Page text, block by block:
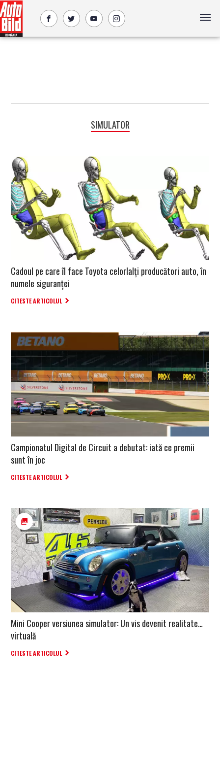
SIMULATOR
Cadoul pe care îl face Toyota celorlalți producători auto, în
numele siguranței
CITESTE ARTICOLUL
Campionatul Digital de Circuit a debutat: iată ce premii
sunt în joc
CITESTE ARTICOLUL
Mini Cooper versiunea simulator: Un vis devenit realitate…
virtuală
CITESTE ARTICOLUL